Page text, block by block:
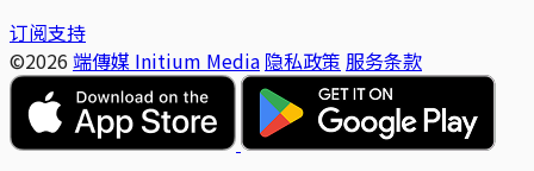
订阅支持
©2026 端傳媒 Initium Media 隐私政策 服务条款